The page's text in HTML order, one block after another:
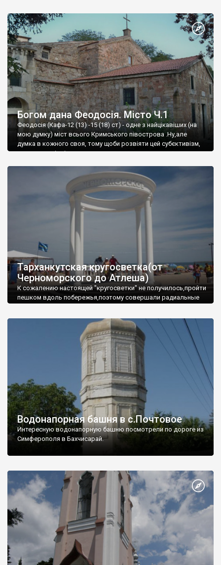
Богом дана Феодосія. Місто Ч.1
Феодосія (Кафа-12 (13) -15 (18) ст) - одне з найцікавіших (на
мою думку) міст всього Кримського півострова .Ну,але
думка в кожного своя, тому щоби розвіяти цей субєктивізм,
запрошую відвідати це
Тарханкутская кругосветка(от
Черноморского до Атлеша)
К сожалению настоящей "кругосветки" не получилось,пройти
пешком вдоль побережья,поэтому совершали радиальные
Водонапорная башня в с.Почтовое
Интересную водонапорную башню посмотрели по дороге из
Симферополя в Бахчисарай.